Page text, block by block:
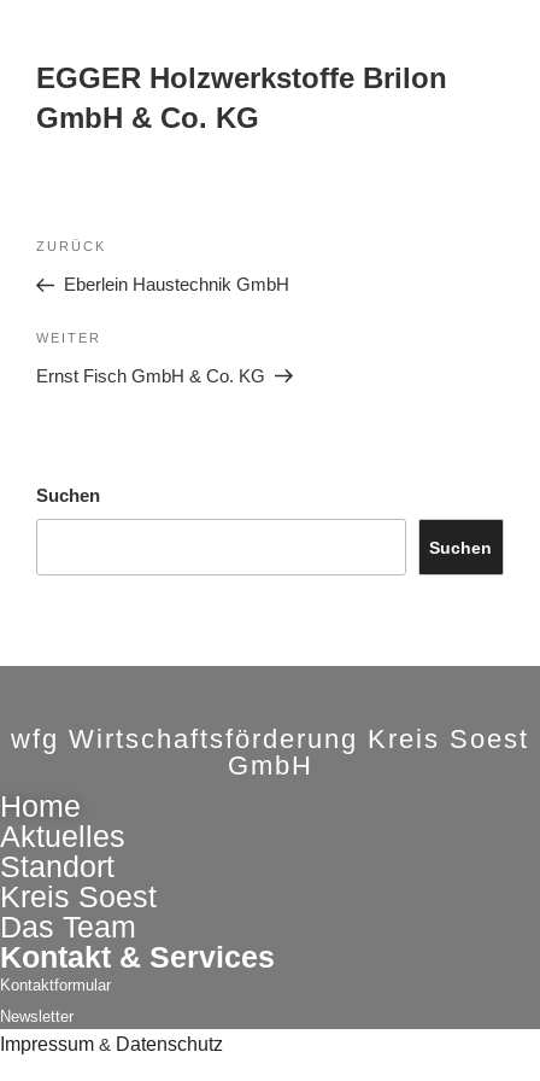
EGGER Holzwerkstoffe Brilon
GmbH & Co. KG
ZURÜCK
Eberlein Haustechnik GmbH
WEITER
Ernst Fisch GmbH & Co. KG
Suchen
Suchen
wfg Wirtschaftsförderung Kreis Soest
GmbH
Home
Aktuelles
Standort
Kreis Soest
Das Team
Kontakt & Services
Kontaktformular
Newsletter
Impressum & Datenschutz